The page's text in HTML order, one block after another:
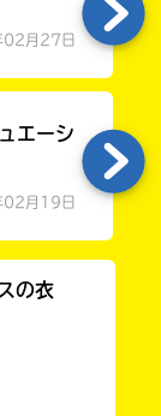
月27日
エーシ
月19日
の衣